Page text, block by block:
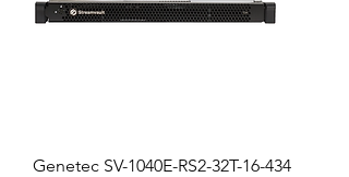
Genetec SV-1040E-RS2-32T-16-434